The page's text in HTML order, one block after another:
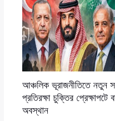
আঞ্চলিক ভূরাজনীতিতে নতুন
প্রতিরক্ষা চুক্তির প্রেক্ষাপটে
অবস্থান